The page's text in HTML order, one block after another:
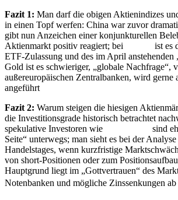
Fazit 1: Man darf die obigen Aktienindizes
in einen Topf werfen: China war zuvor
gibt nun Anzeichen einer konjunkturellen
Aktienmarkt positiv reagiert; bei
ist es
ETF-Zulassung und des im April anstehenden
Gold ist es schwieriger, „globale Nachfrage“,
außereuropäischen Zentralbanken, wird gerne
angeführt
Fazit 2: Warum steigen die hiesigen
die Investitionsgrade historisch betrachtet
spekulative Investoren wie
sind
Seite“ unterwegs; man sieht es bei der
Handelstages, wenn kurzfristige
von short-Positionen oder zum
Hauptgrund liegt im „Gottvertrauen“ des
Notenbanken und mögliche Zinssenkungen